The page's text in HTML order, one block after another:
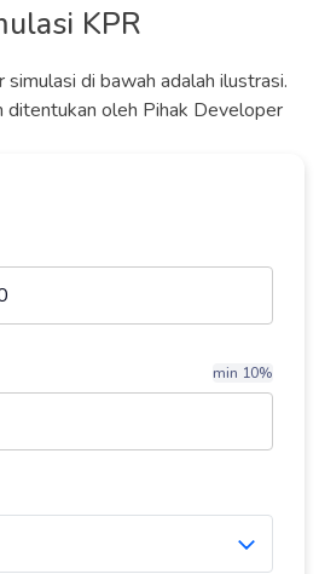
KPR
di bawah adalah ilustrasi.
ditentukan oleh Pihak Developer
min 10%